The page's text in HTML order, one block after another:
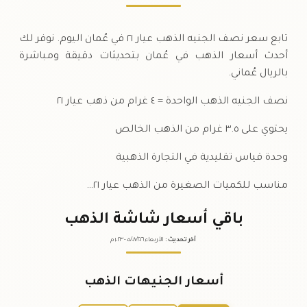
تابع سعر نصف الجنيه الذهب عيار ٢١ في عُمان اليوم. نوفر لك
أحدث أسعار الذهب في عُمان بتحديثات دقيقة ومباشرة
بالريال عُماني.
نصف الجنيه الذهب الواحدة = ٤ غرام من ذهب عيار ٢١
يحتوي على ٣.٥ غرام من الذهب الخالص
وحدة قياس تقليدية في التجارة الذهبية
مناسب للكميات الصغيرة من الذهب عيار ٢١…
باقي أسعار شاشة الذهب
آخر تحديث : الأربعاء ٠٥ /٠٨/٢٠٢٦ - ١٠:٢٣ م
أسعار الجنيهات الذهب